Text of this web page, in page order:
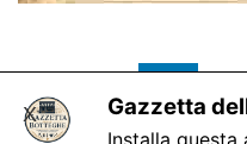
Gazzetta
Installa questa
X